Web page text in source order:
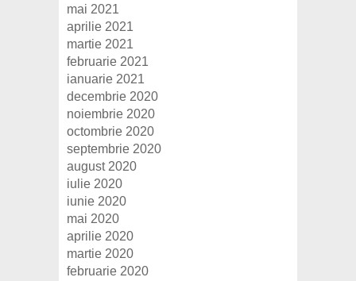
mai 2021
aprilie 2021
martie 2021
februarie 2021
ianuarie 2021
decembrie 2020
noiembrie 2020
octombrie 2020
septembrie 2020
august 2020
iulie 2020
iunie 2020
mai 2020
aprilie 2020
martie 2020
februarie 2020